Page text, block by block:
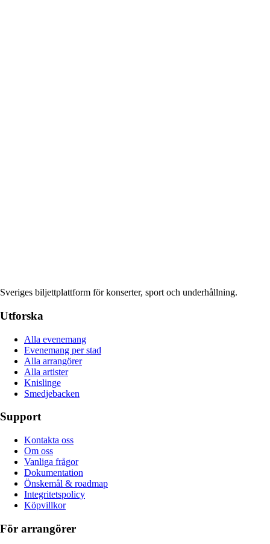
Sveriges biljettplattform för konserter, sport och underhållning.
Utforska
Alla evenemang
Evenemang per stad
Alla arrangörer
Alla artister
Knislinge
Smedjebacken
Support
Kontakta oss
Om oss
Vanliga frågor
Dokumentation
Önskemål & roadmap
Integritetspolicy
Köpvillkor
För arrangörer